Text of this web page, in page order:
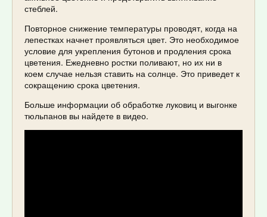
стеблей.
Повторное снижение температуры проводят, когда на
лепестках начнет проявляться цвет. Это необходимое
условие для укрепления бутонов и продления срока
цветения. Ежедневно ростки поливают, но их ни в
коем случае нельзя ставить на солнце. Это приведет к
сокращению срока цветения.
Больше информации об обработке луковиц и выгонке
тюльпанов вы найдете в видео.